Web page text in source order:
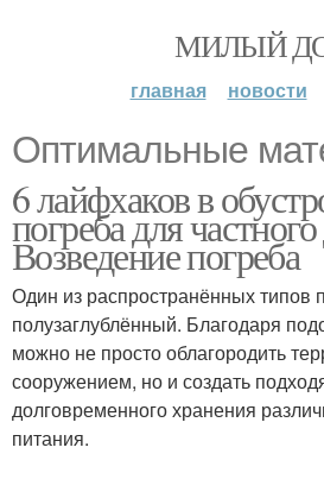
МИЛЫЙ
главная новости
Оптимальные
6 лайфхаков в
погреба для
Возведение погреба
Один из распространённых типов
полузаглублённый. Благодаря
можно не просто облагородить
сооружением, но и создать
долговременного хранения
питания.